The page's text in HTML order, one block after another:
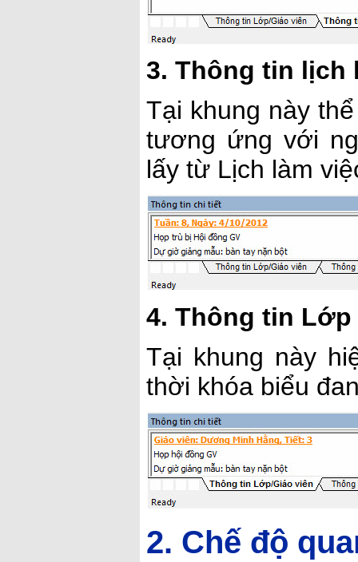
3. Thông tin lịch
Tại khung này
tương ứng với
lấy từ Lịch làm
4. Thông tin Lớp
Tại khung này
thời khóa biểu
2. Chế độ